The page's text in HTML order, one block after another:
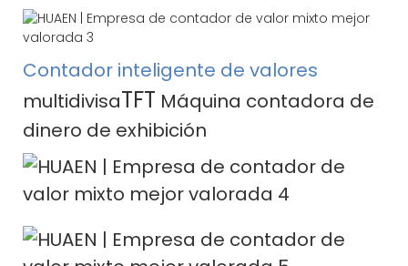
Contador inteligente de valores
multidivisaTFT Máquina contadora de
dinero de exhibición